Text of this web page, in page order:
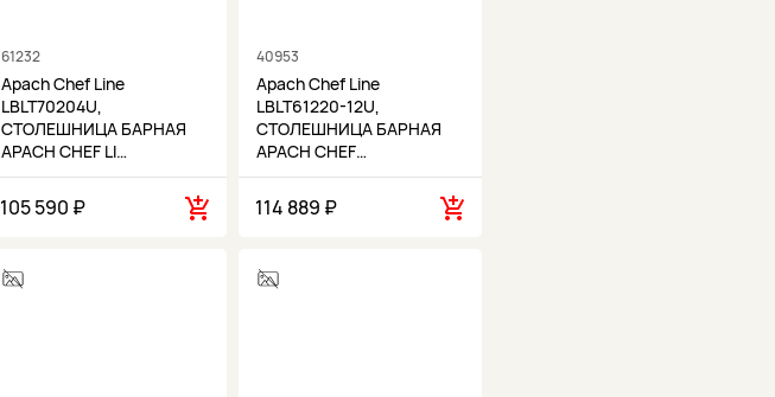
61232
Apach Chef Line
LBLT70204U,
СТОЛЕШНИЦА БАРНАЯ
APACH CHEF LI…
105 590 ₽
40953
Apach Chef Line
LBLT61220-12U,
СТОЛЕШНИЦА БАРНАЯ
APACH CHEF…
114 889 ₽